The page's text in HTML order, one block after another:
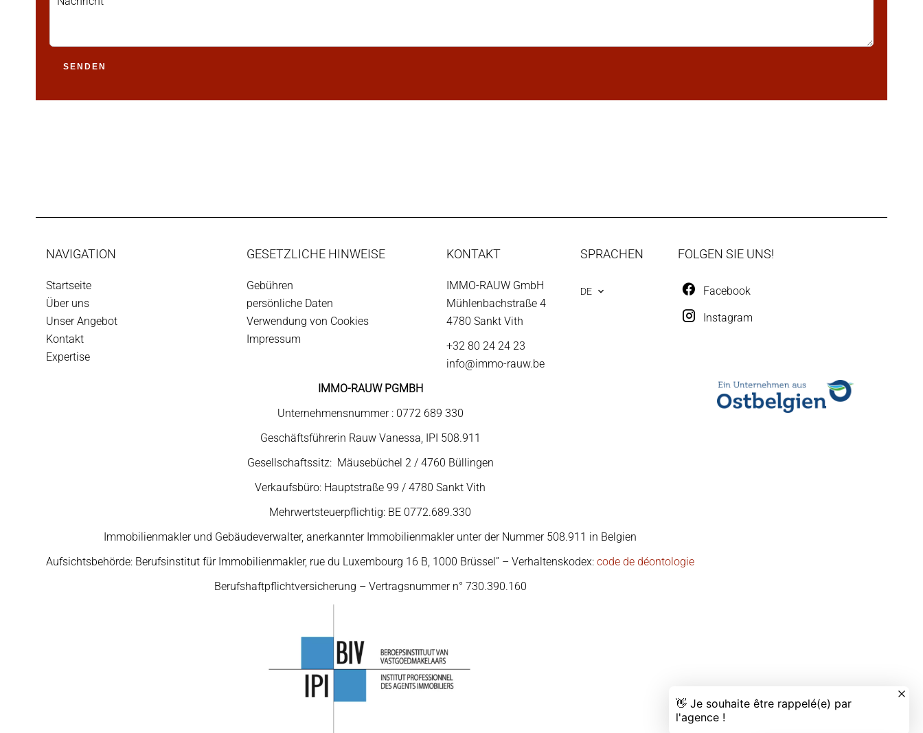
SENDEN
NAVIGATION
Startseite
Über uns
Unser Angebot
Kontakt
Expertise
GESETZLICHE HINWEISE
Gebühren
persönliche Daten
Verwendung von Cookies
Impressum
KONTAKT
IMMO-RAUW GmbH
Mühlenbachstraße 4
4780 Sankt Vith
+32 80 24 24 23
info@immo-rauw.be
SPRACHEN
DE
FOLGEN SIE UNS!
Facebook
Instagram
IMMO-RAUW PGMBH
Unternehmensnummer : 0772 689 330
Geschäftsführerin Rauw Vanessa, IPI 508.911
Gesellschaftssitz: Mäusebüchel 2 / 4760 Büllingen
Verkaufsbüro: Hauptstraße 99 / 4780 Sankt Vith
Mehrwertsteuerpflichtig: BE 0772.689.330
Immobilienmakler und Gebäudeverwalter, anerkannter Immobilienmakler unter der Nummer 508.911 in Belgien
Aufsichtsbehörde: Berufsinstitut für Immobilienmakler, rue du Luxembourg 16 B, 1000 Brüssel” – Verhaltenskodex: code de déontologie
Berufshaftpflichtversicherung – Vertragsnummer n° 730.390.160